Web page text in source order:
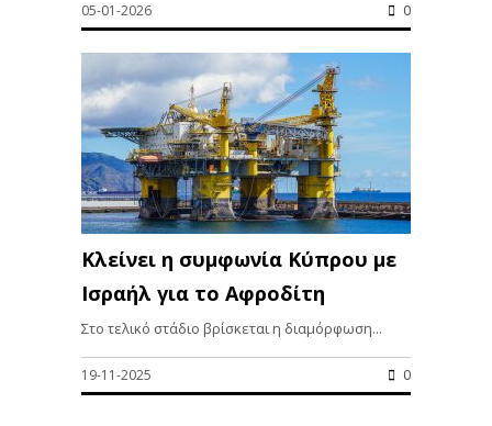
05-01-2026 0
Κλείνει η συμφωνία Κύπρου με
Ισραήλ για το Αφροδίτη
Στο τελικό στάδιο βρίσκεται η διαμόρφωση...
19-11-2025 0